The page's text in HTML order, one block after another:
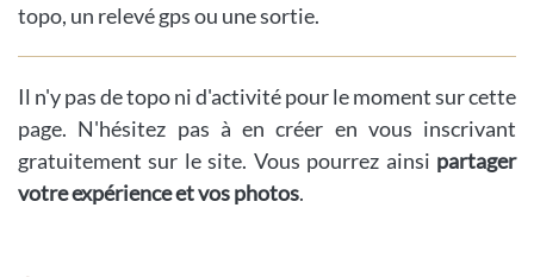
topo, un relevé gps ou une sortie.
Il n'y pas de topo ni d'activité pour le moment sur cette
page. N'hésitez pas à en créer en vous inscrivant
gratuitement sur le site. Vous pourrez ainsi partager
votre expérience et vos photos.